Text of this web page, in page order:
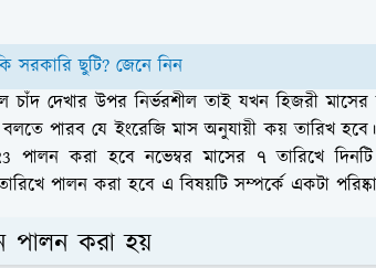
সরকারি ছুটি? জেনে নিন
দেখার উপর নির্ভরশীল তাই যখন হিজরী মাসের
পারব যে ইংরেজি মাস অনুযায়ী কয় তারিখ হবে।
করা হবে নভেম্বর মাসের ৭ তারিখে
পালন করা হবে এ বিষয়টি সম্পর্কে একটা
পালন করা হয়